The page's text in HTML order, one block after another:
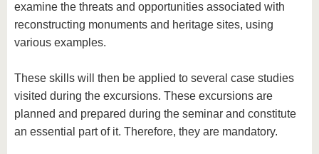
examine the threats and opportunities associated with
reconstructing monuments and heritage sites, using
various examples.
These skills will then be applied to several case studies
visited during the excursions. These excursions are
planned and prepared during the seminar and constitute
an essential part of it. Therefore, they are mandatory.